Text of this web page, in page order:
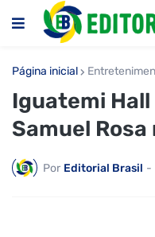
Página inicial
Iguatemi
Samuel
Por Editorial Brasil -